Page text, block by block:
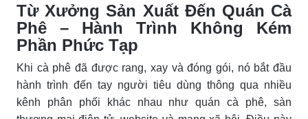
Từ Xưởng Sản Xuất Đến Quán Cà
Phê – Hành Trình Không Kém
Phần Phức Tạp
Khi cà phê đã được rang, xay và đóng gói, nó bắt đầu
hành trình đến tay người tiêu dùng thông qua nhiều
kênh phân phối khác nhau như quán cà phê, sàn